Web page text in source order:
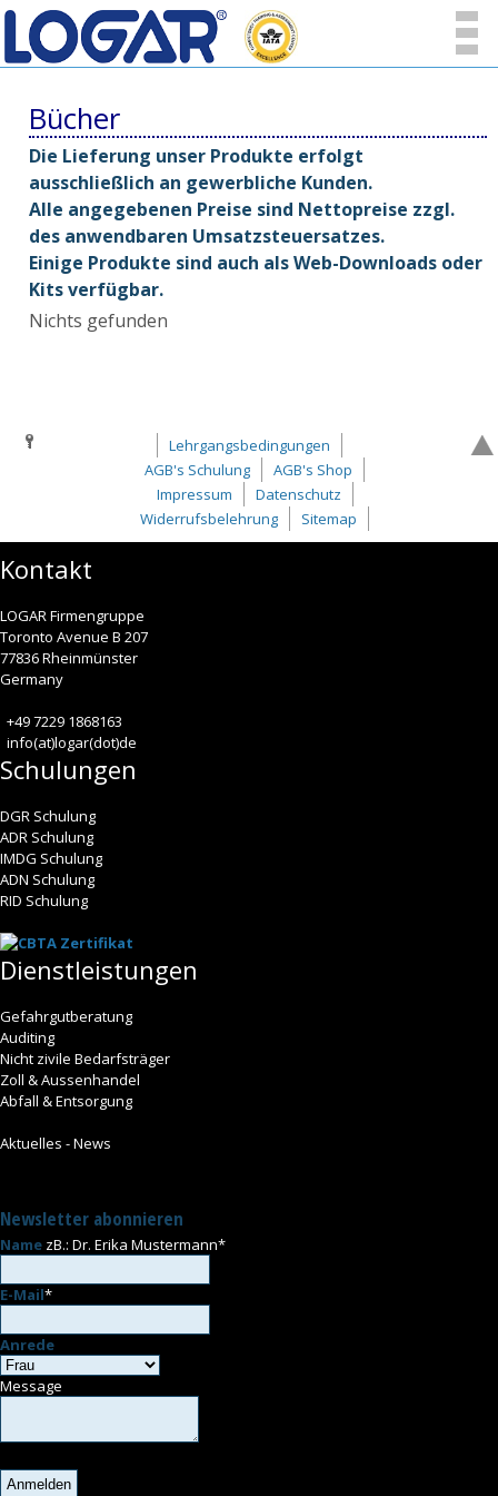
Bücher
Die Lieferung unser Produkte erfolgt
ausschließlich an gewerbliche Kunden.
Alle angegebenen Preise sind Nettopreise zzgl.
des anwendbaren Umsatzsteuersatzes.
Einige Produkte sind auch als Web-Downloads oder
Kits verfügbar.
Nichts gefunden
Lehrgangsbedingungen
AGB's Schulung
AGB's Shop
Impressum
Datenschutz
Widerrufsbelehrung
Sitemap
Kontakt
LOGAR Firmengruppe
Toronto Avenue B 207
77836 Rheinmünster
Germany
+49 7229 1868163
info(at)logar(dot)de
Schulungen
DGR Schulung
ADR Schulung
IMDG Schulung
ADN Schulung
RID Schulung
Dienstleistungen
Gefahrgutberatung
Auditing
Nicht zivile Bedarfsträger
Zoll & Aussenhandel
Abfall & Entsorgung
Aktuelles - News
Newsletter abonnieren
Name zB.: Dr. Erika Mustermann*
E-Mail*
Anrede
Message